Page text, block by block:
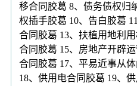
移合同胶葛 8、债务债权归
权插手胶葛 10、告白胶葛
合同胶葛 13、扶植用地利
合同胶葛 15、房地产开辟
合同胶葛 17、平易近事从
18、供用电合同胶葛 19、